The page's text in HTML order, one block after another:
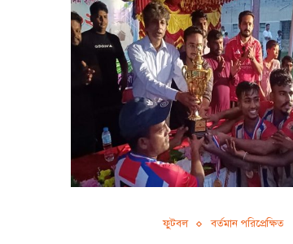
ফুটবল বর্তমান পরিপ্রেক্ষিত